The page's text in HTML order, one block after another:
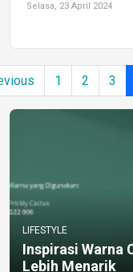
Selasa, 23 April 2024
1 2 3
LIFESTYLE
Inspirasi Warna
Lebih Menarik